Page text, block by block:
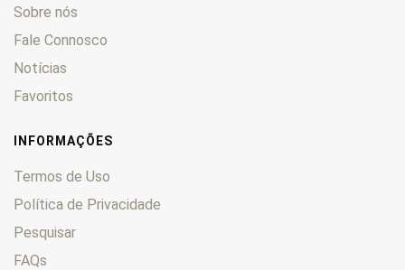
Speed Master
Speed Triple
Speed Twin
Sport
SSK 0
Street Triple
T 0
Thruxton
Sobre nós
Fale Connosco
Notícias
Favoritos
INFORMAÇÕES
Termos de Uso
Política de Privacidade
Pesquisar
FAQs